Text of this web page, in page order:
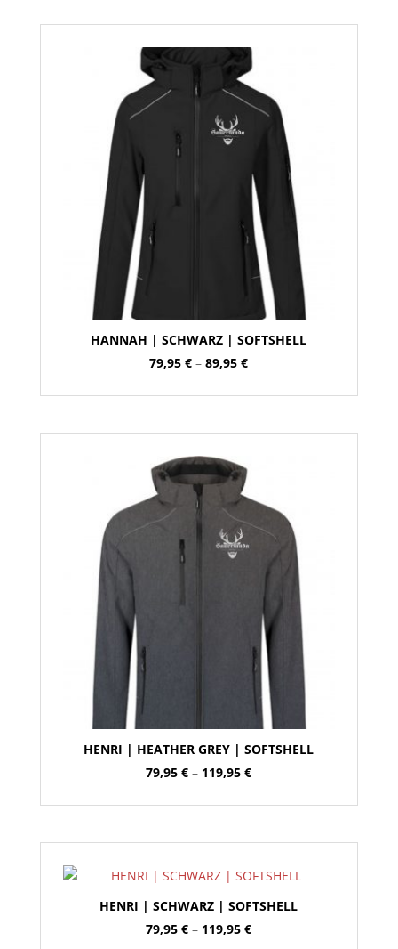
HANNAH | SCHWARZ | SOFTSHELL
79,95€ –89,95€Preisspanne:
HENRI | HEATHER GREY | SOFTSHELL
79,95€ – 119,95€Preisspanne:
HENRI | SCHWARZ | SOFTSHELL
79,95€ – 119,95€Preisspanne: